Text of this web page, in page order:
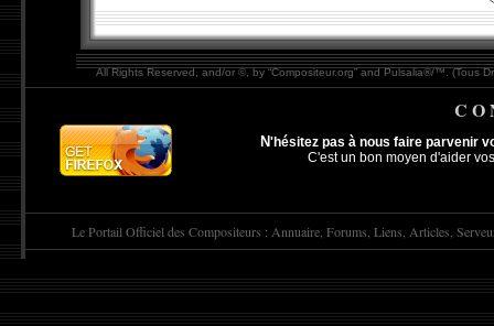
All Rights Reserved, and/or ©, by “Compositeur.org” and Pulsalia®/™. (Tous
C O
N'hésitez pas à nous faire parvenir
C'est un bon moyen d'aider
Le Portail Officiel des Compositeurs : Annuaire, Forums, Liens, Articles,